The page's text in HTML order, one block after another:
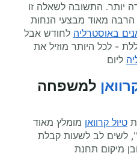
יותר. התשובה לשאלה זו
הרבה מאוד מבצעי הנחות
באוסטרליה לחודש אבל
- לכל היותר מוזיל את
ליום
למשפחה
טיול קרוואן מומלץ מאוד
לשים לב לשעות קבלת
מיקום תחנת